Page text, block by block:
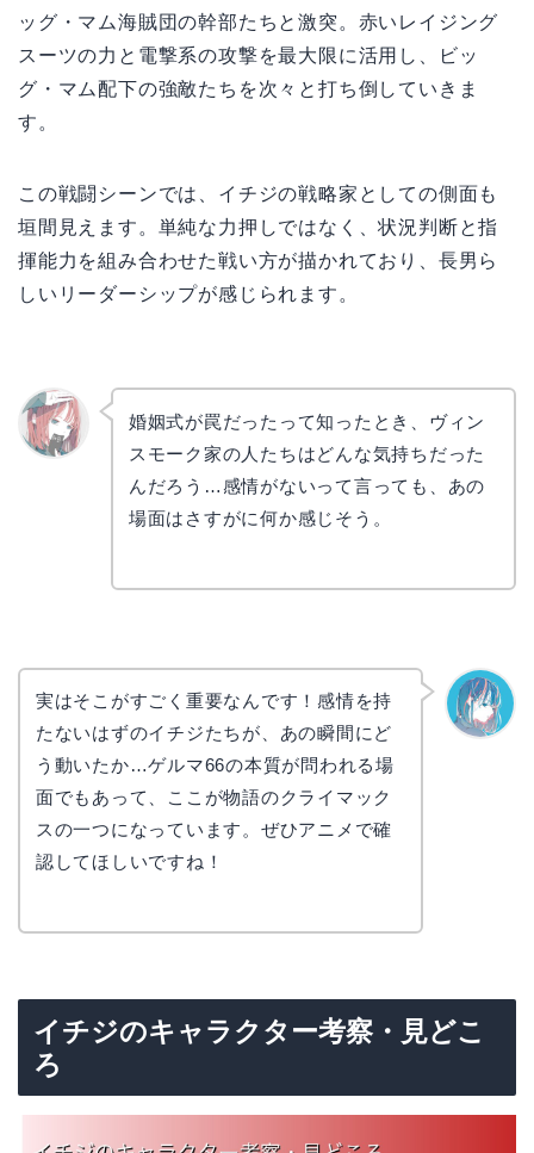
ッグ・マム海賊団の幹部たちと激突。赤いレイジング
スーツの力と電撃系の攻撃を最大限に活用し、ビッ
グ・マム配下の強敵たちを次々と打ち倒していきま
す。
この戦闘シーンでは、イチジの戦略家としての側面も
垣間見えます。単純な力押しではなく、状況判断と指
揮能力を組み合わせた戦い方が描かれており、長男ら
しいリーダーシップが感じられます。
婚姻式が罠だったって知ったとき、ヴィン
スモーク家の人たちはどんな気持ちだった
んだろう…感情がないって言っても、あの
場面はさすがに何か感じそう。
実はそこがすごく重要なんです！感情を持
たないはずのイチジたちが、あの瞬間にど
う動いたか…ゲルマ66の本質が問われる場
面でもあって、ここが物語のクライマック
スの一つになっています。ぜひアニメで確
認してほしいですね！
イチジのキャラクター考察・見どこ
ろ